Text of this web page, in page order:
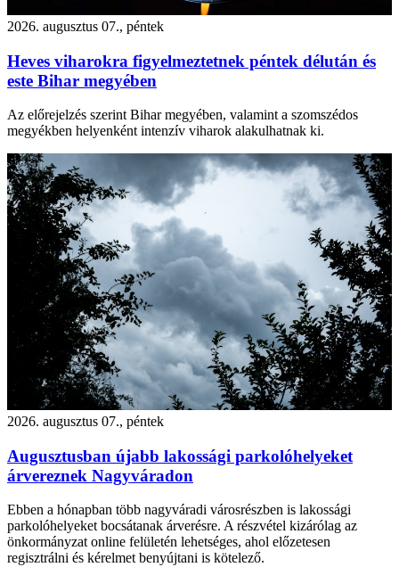
2026. augusztus 07., péntek
Heves viharokra figyelmeztetnek péntek délután és
este Bihar megyében
Az előrejelzés szerint Bihar megyében, valamint a szomszédos
megyékben helyenként intenzív viharok alakulhatnak ki.
2026. augusztus 07., péntek
Augusztusban újabb lakossági parkolóhelyeket
árvereznek Nagyváradon
Ebben a hónapban több nagyváradi városrészben is lakossági
parkolóhelyeket bocsátanak árverésre. A részvétel kizárólag az
önkormányzat online felületén lehetséges, ahol előzetesen
regisztrálni és kérelmet benyújtani is kötelező.